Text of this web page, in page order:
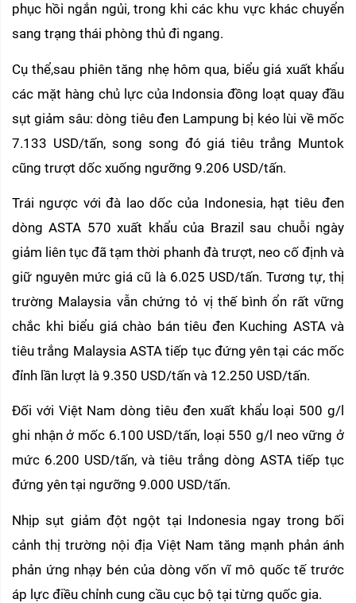
phục hồi ngắn ngủi, trong khi các khu vực khác chuyển
sang trạng thái phòng thủ đi ngang.
Cụ thể,sau phiên tăng nhẹ hôm qua, biểu giá xuất khẩu
các mặt hàng chủ lực của Indonsia đồng loạt quay đầu
sụt giảm sâu: dòng tiêu đen Lampung bị kéo lùi về mốc
7.133 USD/tấn, song song đó giá tiêu trắng Muntok
cũng trượt dốc xuống ngưỡng 9.206 USD/tấn.
Trái ngược với đà lao dốc của Indonesia, hạt tiêu đen
dòng ASTA 570 xuất khẩu của Brazil sau chuỗi ngày
giảm liên tục đã tạm thời phanh đà trượt, neo cố định và
giữ nguyên mức giá cũ là 6.025 USD/tấn. Tương tự, thị
trường Malaysia vẫn chứng tỏ vị thế bình ổn rất vững
chắc khi biểu giá chào bán tiêu đen Kuching ASTA và
tiêu trắng Malaysia ASTA tiếp tục đứng yên tại các mốc
đỉnh lần lượt là 9.350 USD/tấn và 12.250 USD/tấn.
Đối với Việt Nam dòng tiêu đen xuất khẩu loại 500 g/l
ghi nhận ở mốc 6.100 USD/tấn, loại 550 g/l neo vững ở
mức 6.200 USD/tấn, và tiêu trắng dòng ASTA tiếp tục
đứng yên tại ngưỡng 9.000 USD/tấn.
Nhịp sụt giảm đột ngột tại Indonesia ngay trong bối
cảnh thị trường nội địa Việt Nam tăng mạnh phản ánh
phản ứng nhạy bén của dòng vốn vĩ mô quốc tế trước
áp lực điều chỉnh cung cầu cục bộ tại từng quốc gia.